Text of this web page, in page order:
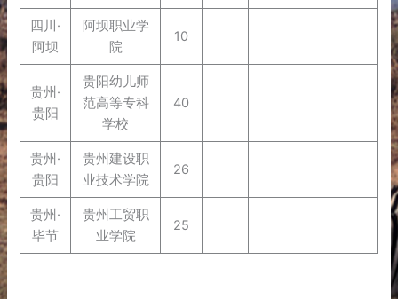
四川·
阿坝
阿坝职业学
院
10
贵州·
贵阳
贵阳幼儿师
范高等专科
学校
40
贵州·
贵阳
贵州建设职
业技术学院
26
贵州·
毕节
贵州工贸职
业学院
25